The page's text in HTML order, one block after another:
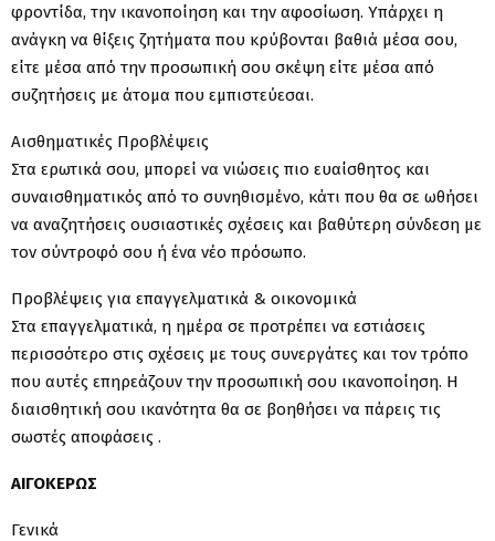
φροντίδα, την ικανοποίηση και την αφοσίωση. Υπάρχει η
ανάγκη να θίξεις ζητήματα που κρύβονται βαθιά μέσα σου,
είτε μέσα από την προσωπική σου σκέψη είτε μέσα από
συζητήσεις με άτομα που εμπιστεύεσαι.
Αισθηματικές Προβλέψεις
Στα ερωτικά σου, μπορεί να νιώσεις πιο ευαίσθητος και
συναισθηματικός από το συνηθισμένο, κάτι που θα σε ωθήσει
να αναζητήσεις ουσιαστικές σχέσεις και βαθύτερη σύνδεση με
τον σύντροφό σου ή ένα νέο πρόσωπο.
Προβλέψεις για επαγγελματικά & οικονομικά
Στα επαγγελματικά, η ημέρα σε προτρέπει να εστιάσεις
περισσότερο στις σχέσεις με τους συνεργάτες και τον τρόπο
που αυτές επηρεάζουν την προσωπική σου ικανοποίηση. Η
διαισθητική σου ικανότητα θα σε βοηθήσει να πάρεις τις
σωστές αποφάσεις .
ΑΙΓΟΚΕΡΩΣ
Γενικά